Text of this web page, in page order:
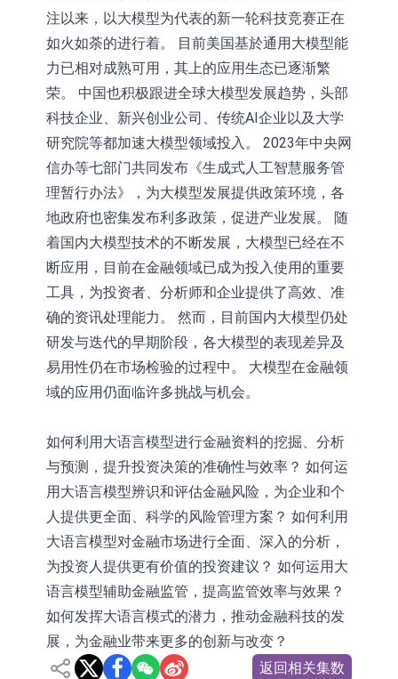
(08611.HK)跌21.01%
技(02261.HK)涨+75.05%，辰兴发展
(02286.HK)涨+64.91%
神火股份：新疆神火铝水转化率已
100%
【异动股】焦炭Ⅲ板块下挫，陕西黑
猫(601015.CN)跌8.38%
浙江证监局对财通证券股份有限公司
采取出具警示函措施
山金国际：港股上市工作正常推进中
【异动股】港股跌幅榜前十，九福来
(08611.HK)跌21.43%，天瑞汽车内饰
(06162.HK)跌18.44%
【异动股】港股涨幅榜前十，佳明集
团控股(01271.HK)涨+78.22%，拿森
科技(02261.HK)涨+64.11%
注以来，以大模型为代表的新一轮科技竞赛正在
如火如荼的进行着。 目前美国基於通用大模型能
力已相对成熟可用，其上的应用生态已逐渐繁
荣。 中国也积极跟进全球大模型发展趋势，头部
科技企业、新兴创业公司、传统AI企业以及大学
研究院等都加速大模型领域投入。 2023年中央网
信办等七部门共同发布《生成式人工智慧服务管
理暂行办法》，为大模型发展提供政策环境，各
地政府也密集发布利多政策，促进产业发展。 随
着国内大模型技术的不断发展，大模型已经在不
断应用，目前在金融领域已成为投入使用的重要
工具，为投资者、分析师和企业提供了高效、准
确的资讯处理能力。 然而，目前国内大模型仍处
研发与迭代的早期阶段，各大模型的表现差异及
易用性仍在市场检验的过程中。 大模型在金融领
域的应用仍面临许多挑战与机会。
如何利用大语言模型进行金融资料的挖掘、分析
与预测，提升投资决策的准确性与效率？ 如何运
用大语言模型辨识和评估金融风险，为企业和个
人提供更全面、科学的风险管理方案？ 如何利用
大语言模型对金融市场进行全面、深入的分析，
为投资人提供更有价值的投资建议？ 如何运用大
语言模型辅助金融监管，提高监管效率与效果？
如何发挥大语言模式的潜力，推动金融科技的发
展，为金融业带来更多的创新与改变？
返回相关集数